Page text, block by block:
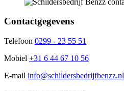
Contactgegevens
Telefoon 0299 - 23 55 51
Mobiel +31 6 44 67 10 56
E-mail info@schildersbedrijfbenzz.nl